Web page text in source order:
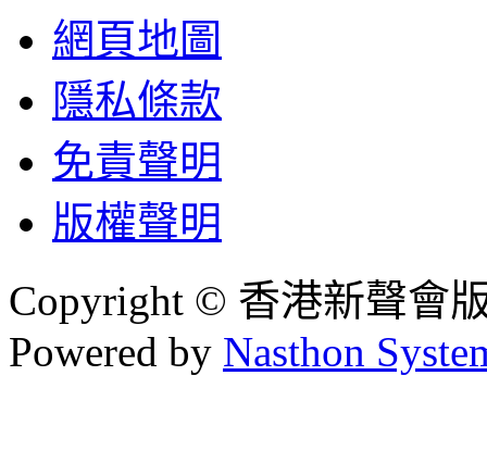
網頁地圖
隱私條款
免責聲明
版權聲明
Copyright © 香港新聲會
Powered by Nasthon